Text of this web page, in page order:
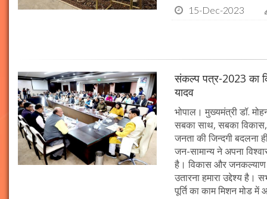
15-Dec-2023
संकल्प पत्र-2023 का
यादव
भोपाल। मुख्यमंत्री डॉ.
सबका साथ, सबका
जनता की जिन्दगी बदलना
जन-सामान्य ने अपना
है। विकास और
उतारना हमारा उद्देश्य
पूर्ति का काम मिशन मोड